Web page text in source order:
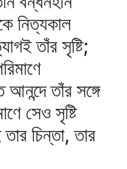
নিত্যকাল
তাঁর সৃষ্টি;
আনন্দে তাঁর সঙ্গে
সেও সৃষ্টি
চিন্তা, তার